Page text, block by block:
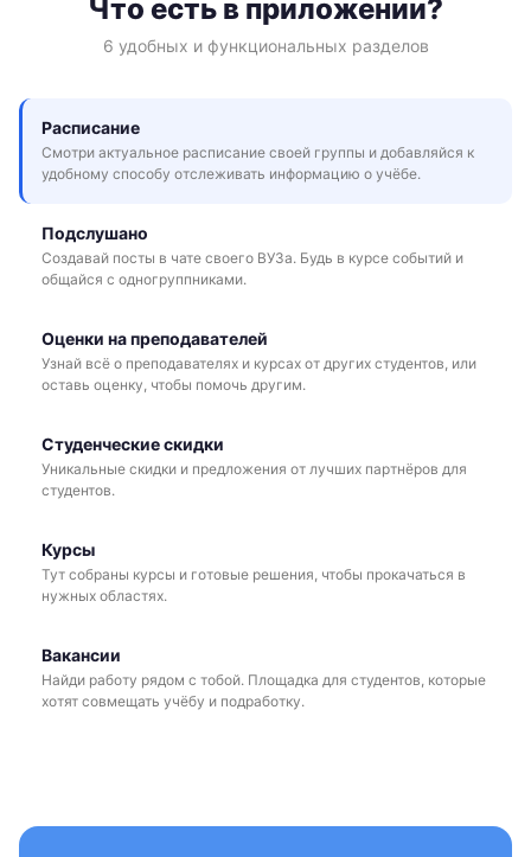
Что есть в приложении?
6 удобных и функциональных разделов
Расписание
Смотри актуальное расписание своей группы и добавляйся к
удобному способу отслеживать информацию о учёбе.
Подслушано
Создавай посты в чате своего ВУЗа. Будь в курсе событий и
общайся с одногруппниками.
Оценки на преподавателей
Узнай всё о преподавателях и курсах от других студентов, или
оставь оценку, чтобы помочь другим.
Студенческие скидки
Уникальные скидки и предложения от лучших партнёров для
студентов.
Курсы
Тут собраны курсы и готовые решения, чтобы прокачаться в
нужных областях.
Вакансии
Найди работу рядом с тобой. Площадка для студентов, которые
хотят совмещать учёбу и подработку.